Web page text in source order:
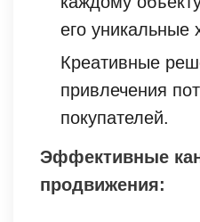
его уникальные
Креативные
привлечения
покупателей.
Эффективные
продвижения: